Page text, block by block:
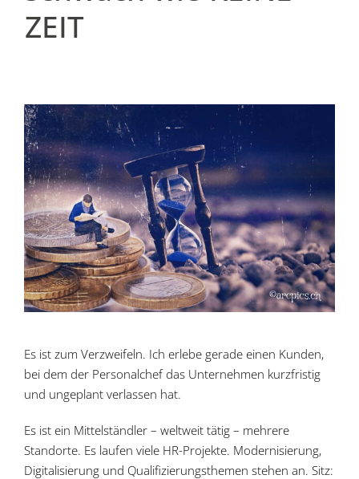
ZEIT
Es ist zum Verzweifeln. Ich erlebe gerade einen Kunden,
bei dem der Personalchef das Unternehmen kurzfristig
und ungeplant verlassen hat.
Es ist ein Mittelständler – weltweit tätig – mehrere
Standorte. Es laufen viele HR-Projekte. Modernisierung,
Digitalisierung und Qualifizierungsthemen stehen an. Sitz: